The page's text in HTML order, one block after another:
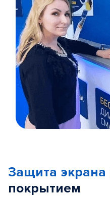
5
Защита экрана
покрытием